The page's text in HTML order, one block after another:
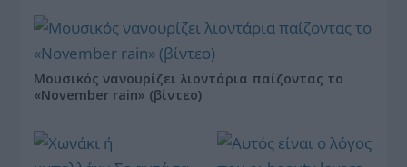
Μουσικός νανουρίζει λιοντάρια παίζοντας το
«November rain» (βίντεο)